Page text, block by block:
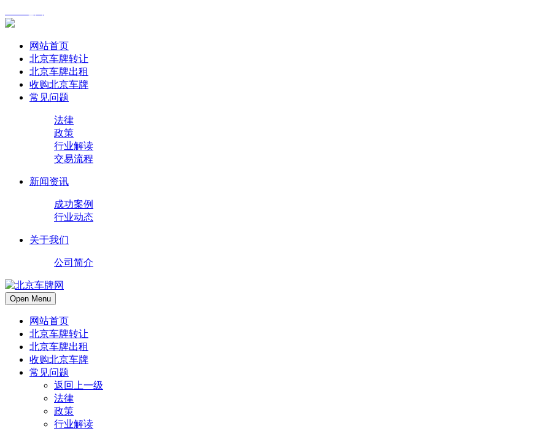
网站首页
北京车牌转让
北京车牌出租
收购北京车牌
常见问题
法律
政策
行业解读
交易流程
新闻资讯
成功案例
行业动态
关于我们
公司简介
Open Menu
网站首页
北京车牌转让
北京车牌出租
收购北京车牌
常见问题
返回上一级
法律
政策
行业解读